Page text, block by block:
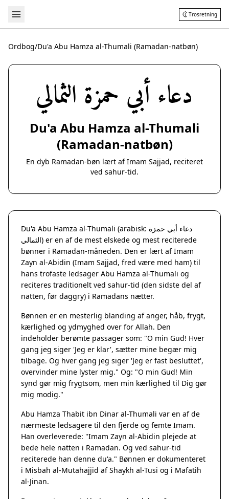
Trosretning
Ordbog/Du'a Abu Hamza al-Thumali (Ramadan-natbøn)
دعاء أبي حمزة الثمالي
Du'a Abu Hamza al-Thumali
(Ramadan-natbøn)
En dyb Ramadan-bøn lært af Imam Sajjad, reciteret
ved sahur-tid.
Du'a Abu Hamza al-Thumali (arabisk: دعاء أبي حمزة
الثمالي) er en af de mest elskede og mest reciterede
bønner i Ramadan-måneden. Den er lært af Imam
Zayn al-Abidin (Imam Sajjad, fred være med ham) til
hans trofaste ledsager Abu Hamza al-Thumali og
reciteres traditionelt ved sahur-tid (den sidste del af
natten, før daggry) i Ramadans nætter.
Bønnen er en mesterlig blanding af anger, håb, frygt,
kærlighed og ydmyghed over for Allah. Den
indeholder berømte passager som: "O min Gud! Hver
gang jeg siger 'Jeg er klar', sætter mine begær mig
tilbage. Og hver gang jeg siger 'Jeg er fast besluttet',
overvinder mine lyster mig." Og: "O min Gud! Min
synd gør mig frygtsom, men min kærlighed til Dig gør
mig modig."
Abu Hamza Thabit ibn Dinar al-Thumali var en af de
nærmeste ledsagere til den fjerde og femte Imam.
Han overleverede: "Imam Zayn al-Abidin plejede at
bede hele natten i Ramadan. Og ved sahur-tid
reciterede han denne du'a." Bønnen er dokumenteret
i Misbah al-Mutahajjid af Shaykh al-Tusi og i Mafatih
al-Jinan.